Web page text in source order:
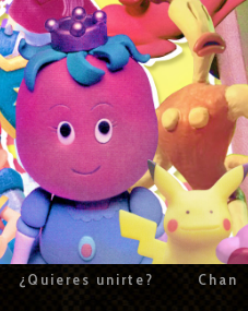
¿Quieres unirte? Chan